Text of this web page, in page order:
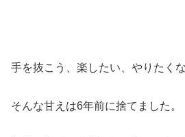
手を抜こう、楽したい、やりたくな
そんな甘えは6年前に捨てました。